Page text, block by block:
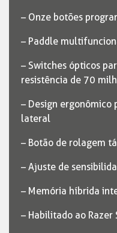
– Onze botões
– Paddle
– Switches ópticos
resistência de 70
– Design ergonômico
lateral
– Botão de rolagem
– Ajuste de
– Memória híbrida
– Habilitado ao Razer